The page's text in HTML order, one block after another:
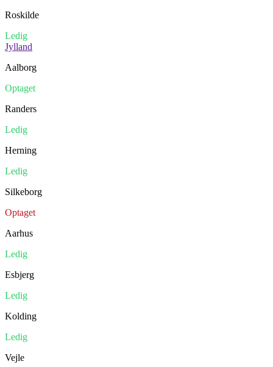
Roskilde
Ledig
Jylland
Aalborg
Optaget
Randers
Ledig
Herning
Ledig
Silkeborg
Optaget
Aarhus
Ledig
Esbjerg
Ledig
Kolding
Ledig
Vejle